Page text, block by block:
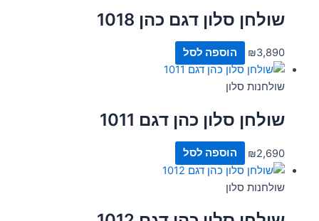
שולחן סלון דגם כהן 1018
₪3,890 הוספה לסל
שולחנות סלון
שולחן סלון כהן דגם 1011
₪2,690 הוספה לסל
שולחנות סלון